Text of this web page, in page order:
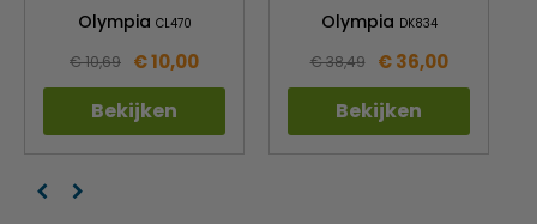
Olympia CL470
€ 10,69 € 10,00
Bekijken
Olympia DK834
€ 38,49 € 36,00
Bekijken